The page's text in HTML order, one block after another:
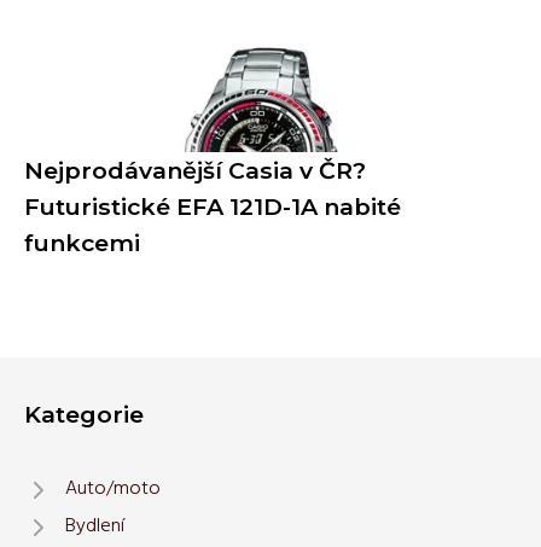
Nejprodávanější Casia v ČR?
Futuristické EFA 121D-1A nabité
funkcemi
Kategorie
Auto/moto
Bydlení